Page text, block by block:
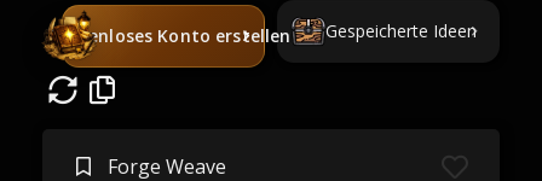
Kostenloses Konto erstellen Gespeicherte Ideen
Forge Weave